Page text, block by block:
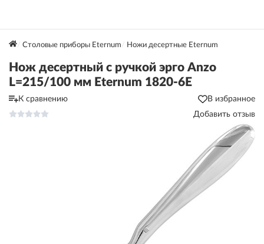
Столовые приборы Eternum Ножи десертные Eternum
Нож десертный с ручкой эрго Anzo
L=215/100 мм Eternum 1820-6E
К сравнению
В избранное
Добавить отзыв